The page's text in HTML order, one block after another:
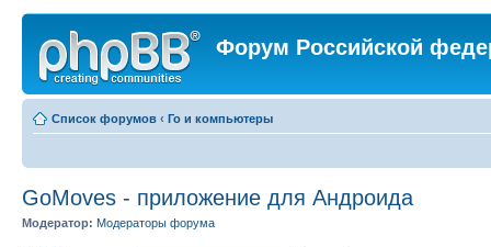
Форум Российской
Список форумов ‹ Го и компьютеры
GoMoves - приложение для Андроида
Модератор: Модераторы форума